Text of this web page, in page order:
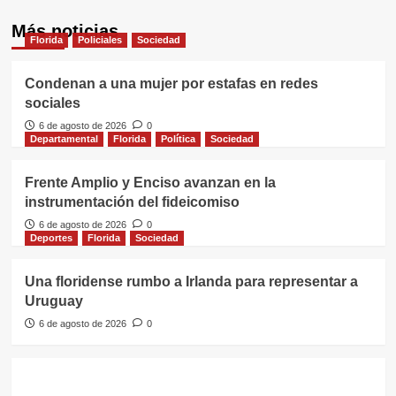
Más noticias
Florida Policiales Sociedad
Condenan a una mujer por estafas en redes
sociales
6 de agosto de 2026
0
Departamental
Florida Política Sociedad
Frente Amplio y Enciso avanzan en la
instrumentación del fideicomiso
6 de agosto de 2026
0
Deportes
Florida Sociedad
Una floridense rumbo a Irlanda para representar a
Uruguay
6 de agosto de 2026 0